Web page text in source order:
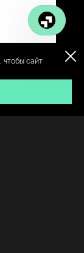
, чтобы сайт